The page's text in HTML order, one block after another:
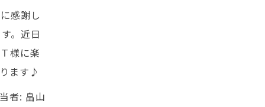
感謝し
。近日
様に楽
ます♪
者: 畠山